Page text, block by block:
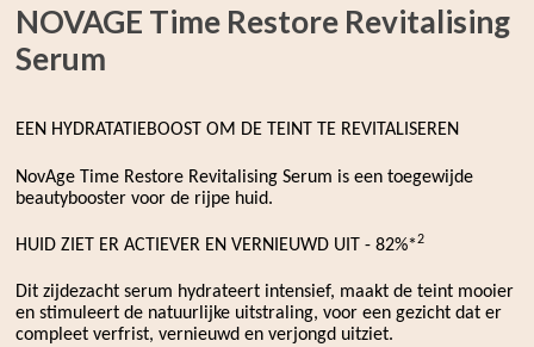
NOVAGE Time Restore Revitalising
Serum
EEN HYDRATATIEBOOST OM DE TEINT TE REVITALISEREN
NovAge Time Restore Revitalising Serum is een toegewijde
beautybooster voor de rijpe huid.
HUID ZIET ER ACTIEVER EN VERNIEUWD UIT - 82%*2
Dit zijdezacht serum hydrateert intensief, maakt de teint mooier
en stimuleert de natuurlijke uitstraling, voor een gezicht dat er
compleet verfrist, vernieuwd en verjongd uitziet.